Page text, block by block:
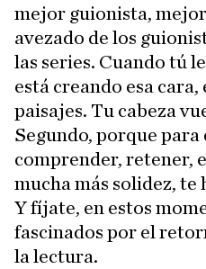
mejor guionista,
avezado de los
las series. Cuando tú
está creando esa cara,
paisajes. Tu cabeza
Segundo, porque para
comprender, retener,
mucha más solidez, te
Y fíjate, en estos
fascinados por el
la lectura.